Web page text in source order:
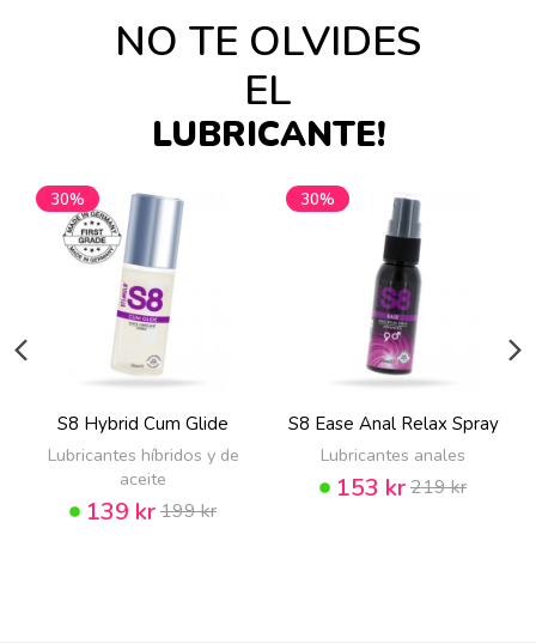
NO TE OLVIDES
EL
LUBRICANTE!
30%
S8 Hybrid Cum Glide
Lubricantes híbridos y de
aceite
139 kr199 kr
30%
S8 Ease Anal Relax Spray
Lubricantes anales
153 kr219 kr